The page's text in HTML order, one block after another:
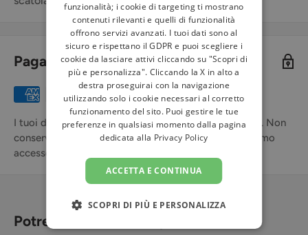
Pagamenti sicuri
I tuoi dati di pagamento sono trattati in modo sicuro. Non
conserviamo i dettagli della carta di credito né abbiamo
accesso alle informazioni della tua carta di credito.
Potrebbe interessarti pure
funzionalità; i cookie di targeting ti mostrano
contenuti rilevanti e quelli di funzionalità
offrono servizi avanzati. I tuoi dati sono al
sicuro e rispettano il GDPR e puoi scegliere i
cookie da lasciare attivi cliccando su "Scopri di
più e personalizza". Cliccando la X in alto a
destra proseguirai con la navigazione
utilizzando solo i cookie necessari al corretto
funzionamento del sito. Puoi gestire le tue
preferenze in qualsiasi momento dalla pagina
dedicata alla Privacy Policy
ACCETTA E CONTINUA
SCOPRI DI PIÙ E PERSONALIZZA